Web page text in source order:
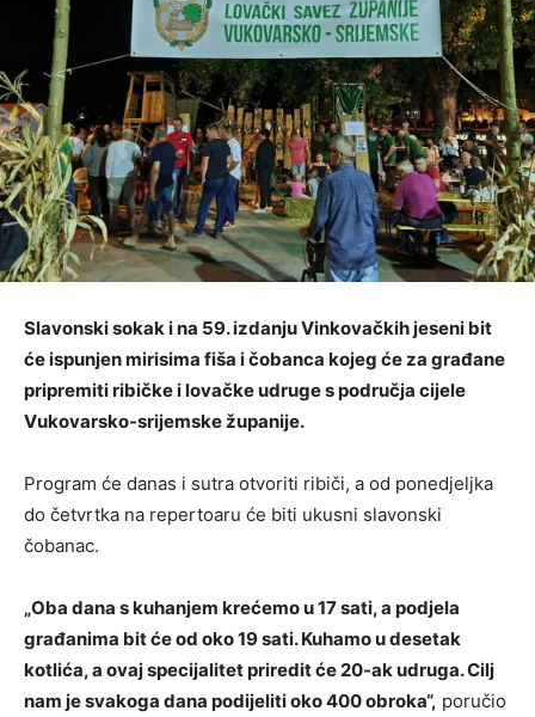
Slavonski sokak i na 59. izdanju Vinkovačkih jeseni bit
će ispunjen mirisima fiša i čobanca kojeg će za građane
pripremiti ribičke i lovačke udruge s područja cijele
Vukovarsko-srijemske županije.
Program će danas i sutra otvoriti ribiči, a od ponedjeljka
do četvrtka na repertoaru će biti ukusni slavonski
čobanac.
„Oba dana s kuhanjem krećemo u 17 sati, a podjela
građanima bit će od oko 19 sati. Kuhamo u desetak
kotlića, a ovaj specijalitet priredit će 20-ak udruga. Cilj
nam je svakoga dana podijeliti oko 400 obroka“, poručio